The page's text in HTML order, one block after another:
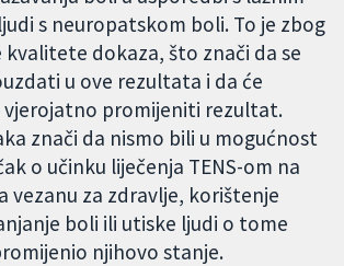
s neuropatskom boli. To je zbog
dokaza, što znači da se
u ove rezultata i da će
vjerojatno promijeniti rezultat.
znači da nismo bili u mogućnost
o učinku liječenja TENS-om na
vezanu za zdravlje, korištenje
boli ili utiske ljudi o tome
njihovo stanje.